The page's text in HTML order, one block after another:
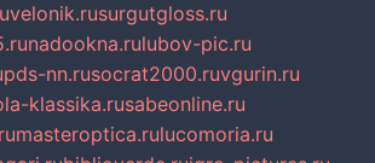
velonik.rusurgutgloss.ru
nadookna.rulubov-pic.ru
pds-nn.rusocrat2000.ruvgurin.ru
klassika.rusabeonline.ru
masteroptica.rulucomoria.ru